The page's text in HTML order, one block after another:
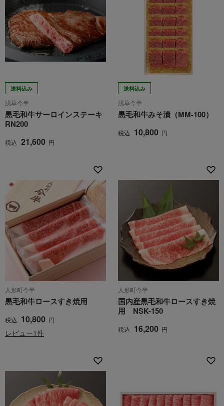
送料込み
浅草今半
黒毛和牛サーロインステーキ
RN200
税込 21,600 円
送料込み
浅草今半
黒毛和牛みそ漬（MM-100）
税込 10,800 円
人形町今半
黒毛和牛ロースすき焼用
税込 10,800 円
レビュー1件
人形町今半
国内産黒毛和牛ロースすき焼
用 NSK-150
税込 16,200 円